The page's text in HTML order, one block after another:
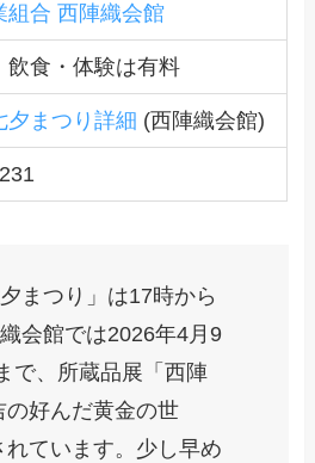
組合 西陣織会館
食・体験は有料
夕まつり詳細 (西陣織会館)
まつり」は17時から
会館では2026年4月9
で、所蔵品展「西陣
の好んだ黄金の世
ています。少し早め